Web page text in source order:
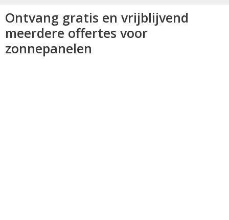
Ontvang gratis en vrijblijvend
meerdere offertes voor
zonnepanelen